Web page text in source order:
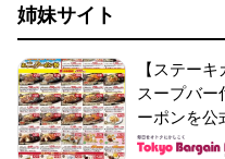
姉妹サイト
【ステー
スープバー
ーポンを公